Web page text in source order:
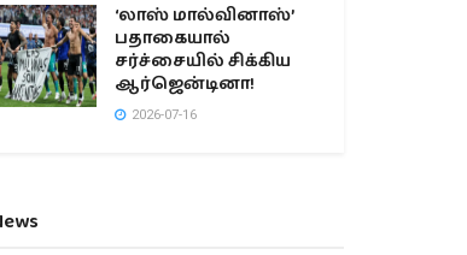
‘லாஸ் மால்வினாஸ்’
பதாகையால்
சர்ச்சையில் சிக்கிய
ஆர்ஜென்டினா!
2026-07-16